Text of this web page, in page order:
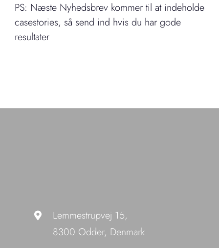
PS: Næste Nyhedsbrev kommer til at indeholde
casestories, så send ind hvis du har gode
resultater
Lemmestrupvej 15,
8300 Odder, Denmark